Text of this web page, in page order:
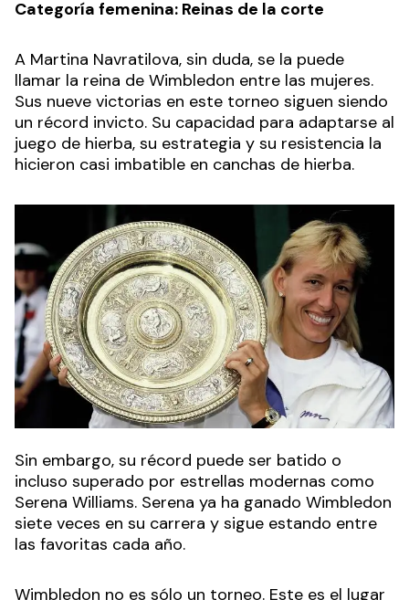
Categoría femenina: Reinas de la corte
A Martina Navratilova, sin duda, se la puede
llamar la reina de Wimbledon entre las mujeres.
Sus nueve victorias en este torneo siguen siendo
un récord invicto. Su capacidad para adaptarse al
juego de hierba, su estrategia y su resistencia la
hicieron casi imbatible en canchas de hierba.
Sin embargo, su récord puede ser batido o
incluso superado por estrellas modernas como
Serena Williams. Serena ya ha ganado Wimbledon
siete veces en su carrera y sigue estando entre
las favoritas cada año.
Wimbledon no es sólo un torneo. Este es el lugar